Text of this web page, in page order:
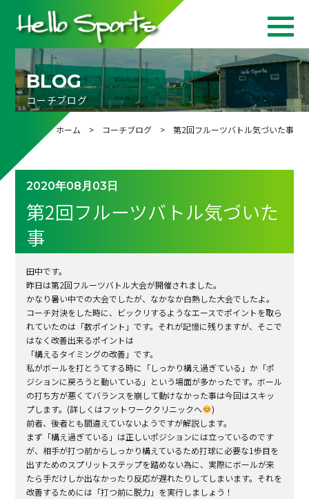
BLOG
コーチブログ
ホーム > コーチブログ> 第2回フルーツバトル気づいた事
2020年08月03日
第2回フルーツバトル気づいた
事
田中です。
昨日は第2回フルーツバトル大会が開催されました。
かなり暑い中での大会でしたが、なかなか白熱した大会でしたよ。
コーチ対決をした時に、ビックリするようなエースでポイントを取ら
れていたのは「数ポイント」です。それが記憶に残りますが、そこで
はなく改善出来るポイントは
「構えるタイミングの改善」です。
私がボールを打とうてする時に「しっかり構え過ぎている」か「ポ
ジションに戻ろうと動いている」という場面が多かったです。ボール
の打ち方が悪くてバランスを崩して動けなかった事は今回はスキッ
プします。 (詳しくはフットワーククリニックへ
)
前者、後者とも間違えていないようですが解説します。
まず「構え過ぎている」は正しいポジションには立っているのです
が、相手が打つ前からしっかり構えているため打球に必要な1歩目を
出すためのスプリットステップを踏めない為に、実際にボールが来
たら手だけしか出なかったり反応が遅れたりしてしまいます。それを
改善するためには「打つ前に脱力」を実行しましょう！